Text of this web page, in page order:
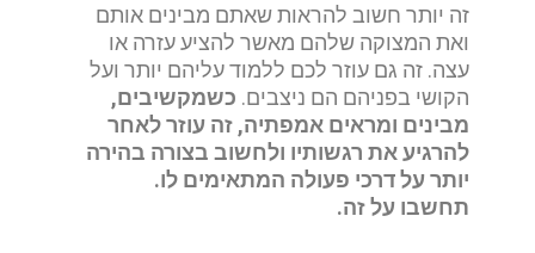
זה יותר חשוב להראות שאתם מבינים אותם
ואת המצוקה שלהם מאשר להציע עזרה או
עצה. זה גם עוזר לכם ללמוד עליהם יותר ועל
הקושי בפניהם הם ניצבים. כשמקשיבים,
מבינים ומראים אמפתיה, זה עוזר לאחר
להרגיע את רגשותיו ולחשוב בצורה בהירה
יותר על דרכי פעולה המתאימים לו.
תחשבו על זה.